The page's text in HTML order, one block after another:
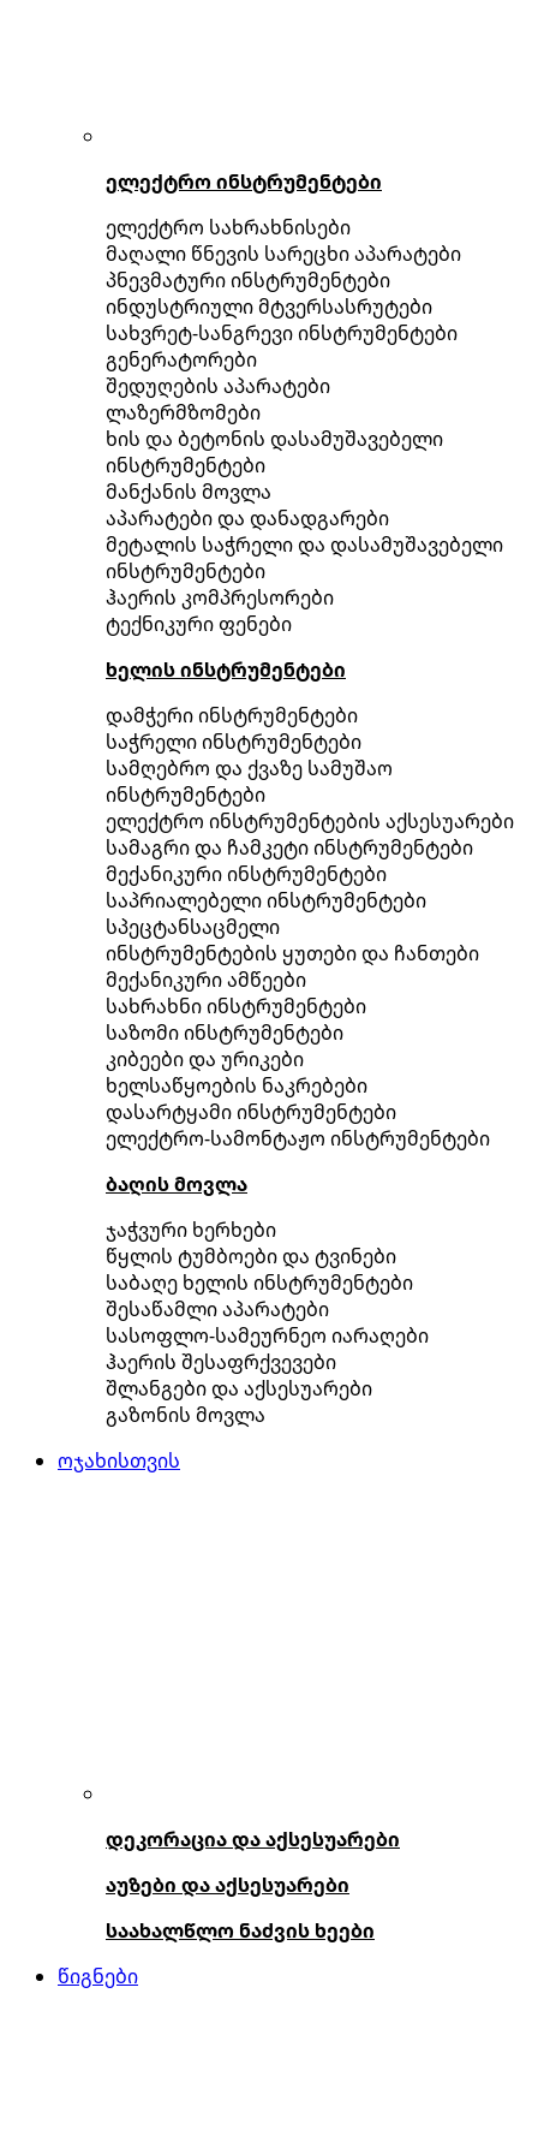
ელექტრო ინსტრუმენტები
ელექტრო სახრახნისები
მაღალი წნევის სარეცხი აპარატები
პნევმატური ინსტრუმენტები
ინდუსტრიული მტვერსასრუტები
სახვრეტ-სანგრევი ინსტრუმენტები
გენერატორები
შედუღების აპარატები
ლაზერმზომები
ხის და ბეტონის დასამუშავებელი
ინსტრუმენტები
მანქანის მოვლა
აპარატები და დანადგარები
მეტალის საჭრელი და დასამუშავებელი
ინსტრუმენტები
ჰაერის კომპრესორები
ტექნიკური ფენები
ხელის ინსტრუმენტები
დამჭერი ინსტრუმენტები
საჭრელი ინსტრუმენტები
სამღებრო და ქვაზე სამუშაო
ინსტრუმენტები
ელექტრო ინსტრუმენტების აქსესუარები
სამაგრი და ჩამკეტი ინსტრუმენტები
მექანიკური ინსტრუმენტები
საპრიალებელი ინსტრუმენტები
სპეცტანსაცმელი
ინსტრუმენტების ყუთები და ჩანთები
მექანიკური ამწეები
სახრახნი ინსტრუმენტები
საზომი ინსტრუმენტები
კიბეები და ურიკები
ხელსაწყოების ნაკრებები
დასარტყამი ინსტრუმენტები
ელექტრო-სამონტაჟო ინსტრუმენტები
ბაღის მოვლა
ჯაჭვური ხერხები
წყლის ტუმბოები და ტვინები
საბაღე ხელის ინსტრუმენტები
შესაწამლი აპარატები
სასოფლო-სამეურნეო იარაღები
ჰაერის შესაფრქვევები
შლანგები და აქსესუარები
გაზონის მოვლა
ოჯახისთვის
დეკორაცია და აქსესუარები
აუზები და აქსესუარები
საახალწლო ნაძვის ხეები
წიგნები